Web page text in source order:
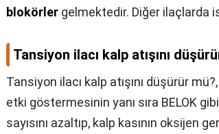
blokörler gelmektedir. Diğer ilaçlarda
Tansiyon ilacı kalp atışını
Tansiyon ilacı kalp atışını düşürür mü?,
etki göstermesinin yanı sıra BELOK
sayısını azaltıp, kalp kasının oksijen